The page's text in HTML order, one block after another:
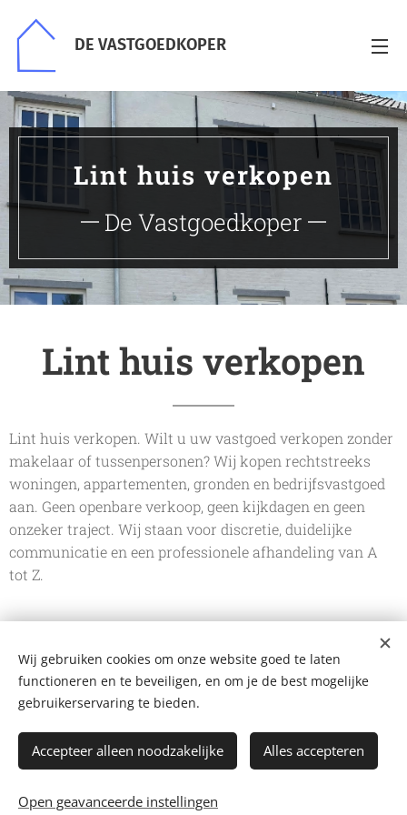
DE VASTGOEDKOPER
Lint huis verkopen
De Vastgoedkoper
Lint huis verkopen
Lint huis verkopen. Wilt u uw vastgoed verkopen zonder
makelaar of tussenpersonen? Wij kopen rechtstreeks
woningen, appartementen, gronden en bedrijfsvastgoed
aan. Geen openbare verkoop, geen kijkdagen en geen
onzeker traject. Wij staan voor discretie, duidelijke
communicatie en een professionele afhandeling van A
tot Z.
De Vastgoedkoper
Bergstraat 109 A, 2220 Heist-op-den-Berg
+32 499 102 124
Privacyverklaring
Facebook-Instagram- WhatsApp
Bijverdienen-Blog-Koopweken
Wij gebruiken cookies om onze website goed te laten
functioneren en te beveiligen, en om je de best mogelijke
gebruikerservaring te bieden.
Accepteer alleen noodzakelijke Alles accepteren
Open geavanceerde instellingen